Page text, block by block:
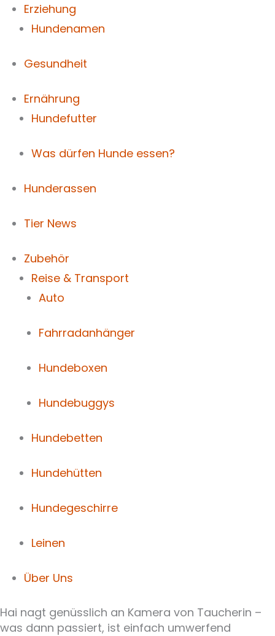
Erziehung
Hundenamen
Gesundheit
Ernährung
Hundefutter
Was dürfen Hunde essen?
Hunderassen
Tier News
Zubehör
Reise & Transport
Auto
Fahrradanhänger
Hundeboxen
Hundebuggys
Hundebetten
Hundehütten
Hundegeschirre
Leinen
Über Uns
Hai nagt genüsslich an Kamera von Taucherin –
was dann passiert, ist einfach umwerfend